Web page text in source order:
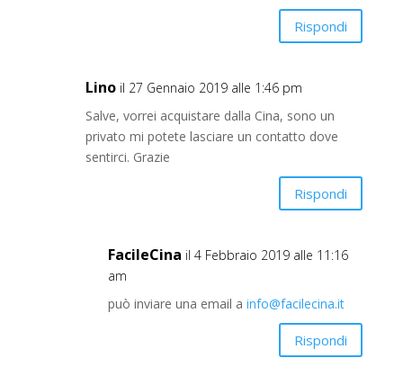
Rispondi
Lino il 27 Gennaio 2019 alle 1:46 pm
Salve, vorrei acquistare dalla Cina, sono un
privato mi potete lasciare un contatto dove
sentirci. Grazie
Rispondi
FacileCina il 4 Febbraio 2019 alle 11:16
am
può inviare una email a info@facilecina.it
Rispondi